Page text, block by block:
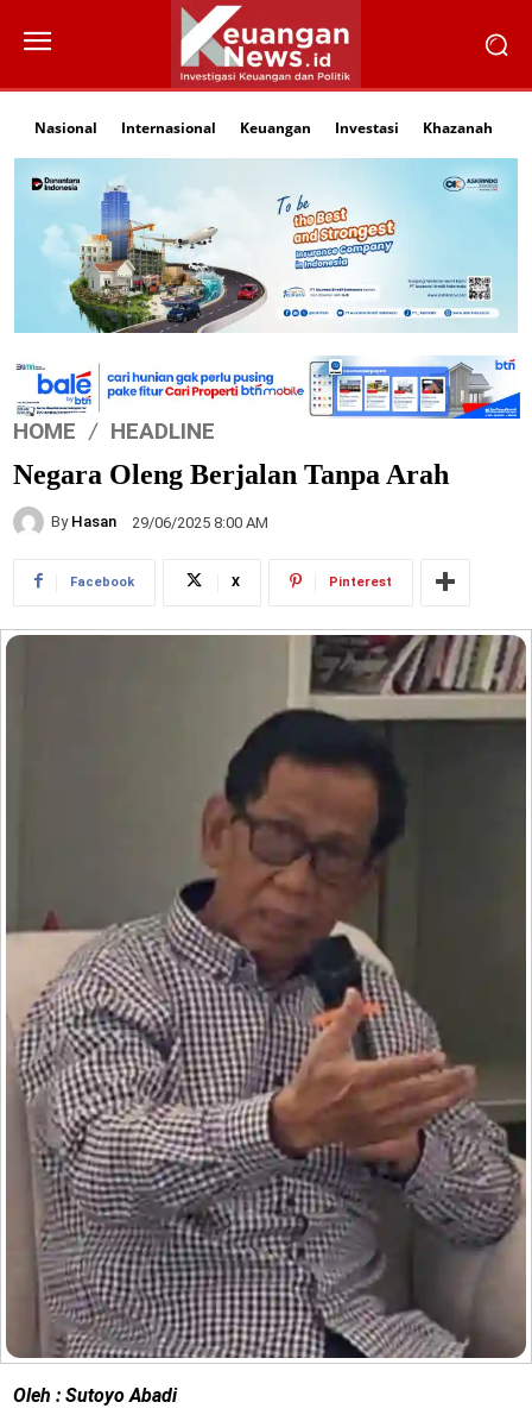
Nasional Internasional Keuangan Investasi Khazanah
HOME HEADLINE
Negara Oleng Berjalan Tanpa Arah
By Hasan 29/06/2025 8:00 AM
Facebook X Pinterest
Oleh : Sutoyo Abadi